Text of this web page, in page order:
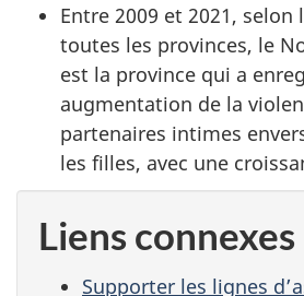
Entre 2009 et 2021, selon
toutes les provinces, le
est la province qui a
augmentation de la
partenaires intimes
les filles, avec une
Liens connexes
Supporter les lignes